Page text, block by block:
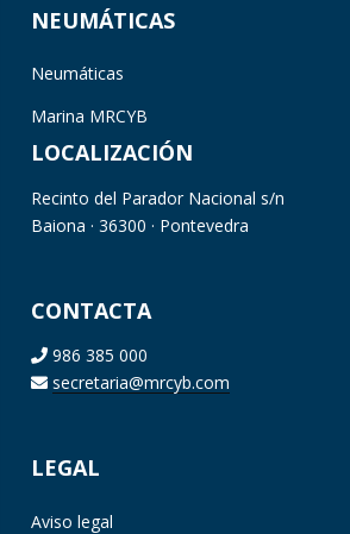
NEUMÁTICAS
Neumáticas
Marina MRCYB
LOCALIZACIÓN
Recinto del Parador Nacional s/n
Baiona · 36300 · Pontevedra
CONTACTA
986 385 000
secretaria@mrcyb.com
LEGAL
Aviso legal